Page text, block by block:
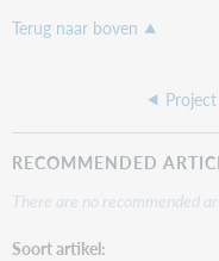
Terug naar boven
RECOMMENDED
There are no recommended
Soort artikel